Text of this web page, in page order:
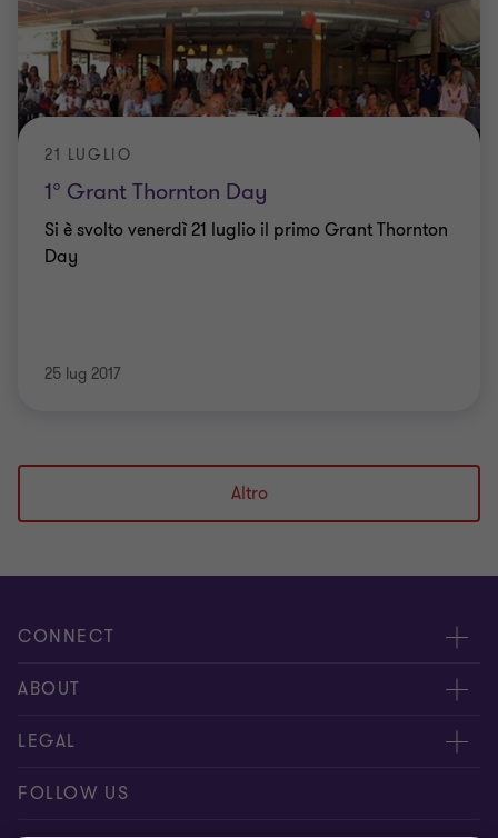
1° Grant Thornton Day
21 LUGLIO
Si è svolto venerdì 21 luglio il primo Grant Thornton
Day
25 lug 2017
Altro
CONNECT
Contattaci
I nostri professionisti
ABOUT
Chi siamo
I nostri uffici
LEGAL
Disclaimer
FOLLOW US